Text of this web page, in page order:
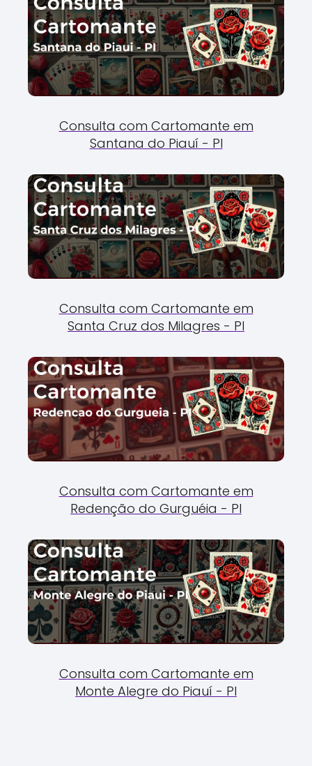
Consulta com Cartomante em
Santana do Piauí - PI
Consulta com Cartomante em
Santa Cruz dos Milagres - PI
Consulta com Cartomante em
Redenção do Gurguéia - PI
Consulta com Cartomante em
Monte Alegre do Piauí - PI